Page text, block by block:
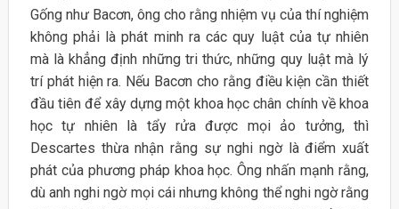
Gống như Bacơn, ông cho rằng nhiệm vụ của thí nghiệm
không phải là phát minh ra các quy luật của tự nhiên
mà là khẳng định những tri thức, những quy luật mà lý
trí phát hiện ra. Nếu Bacơn cho rằng điều kiện cần thiết
đầu tiên để xây dựng một khoa học chân chính về khoa
học tự nhiên là tẩy rửa được mọi ảo tưởng, thì
Descartes thừa nhận rằng sự nghi ngờ là điểm xuất
phát của phương pháp khoa học. Ông nhấn mạnh rằng,
dù anh nghi ngờ mọi cái nhưng không thể nghi ngờ rằng